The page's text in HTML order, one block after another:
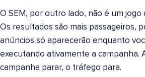
O SEM, por outro lado, não é um jogo
Os resultados são mais passageiros,
anúncios só aparecerão enquanto
executando ativamente a campanha.
campanha parar, o tráfego para.